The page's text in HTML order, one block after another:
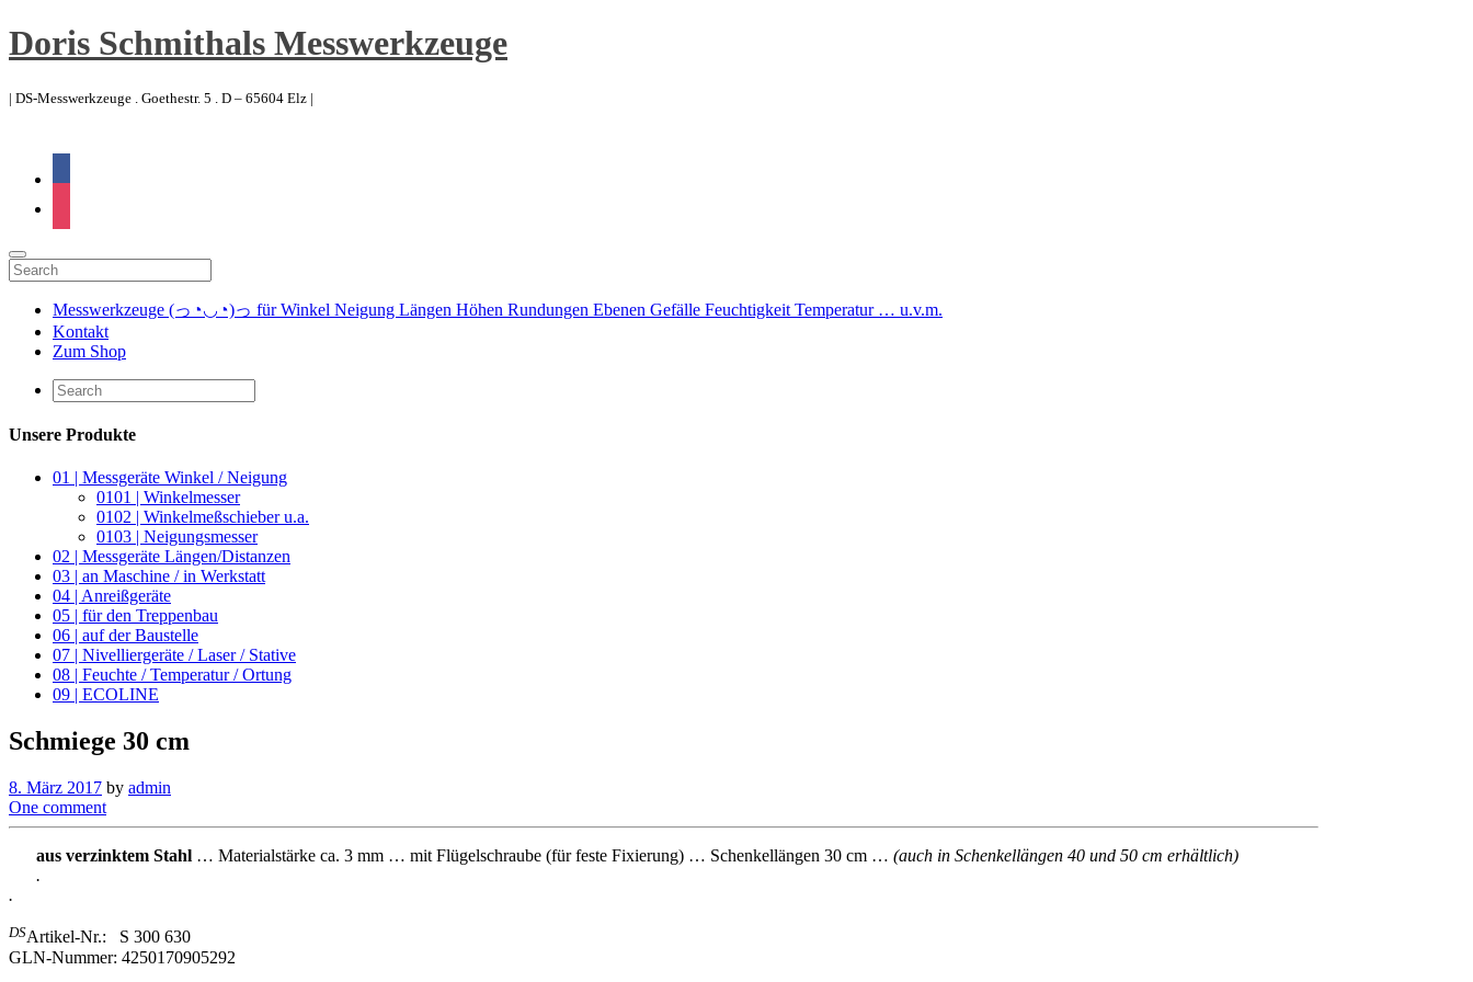
Doris Schmithals Messwerkzeuge
| DS-Messwerkzeuge . Goethestr. 5 . D – 65604 Elz |
Messwerkzeuge (っ◔◡◔)っ für Winkel Neigung Längen Höhen Rundungen Ebenen Gefälle Feuchtigkeit Temperatur … u.v.m.
Kontakt
Zum Shop
Unsere Produkte
01 | Messgeräte Winkel / Neigung
0101 | Winkelmesser
0102 | Winkelmeßschieber u.a.
0103 | Neigungsmesser
02 | Messgeräte Längen/Distanzen
03 | an Maschine / in Werkstatt
04 | Anreißgeräte
05 | für den Treppenbau
06 | auf der Baustelle
07 | Nivelliergeräte / Laser / Stative
08 | Feuchte / Temperatur / Ortung
09 | ECOLINE
Schmiege 30 cm
8. März 2017 by admin
One comment
aus verzinktem Stahl … Materialstärke ca. 3 mm … mit Flügelschraube (für feste Fixierung) … Schenkellängen 30 cm … (auch in Schenkellängen 40 und 50 cm erhältlich)
.
.
DSArtikel-Nr.: S 300 630
GLN-Nummer: 4250170905292